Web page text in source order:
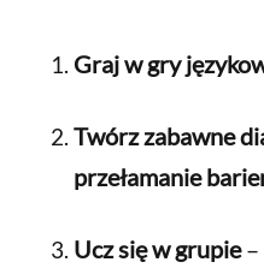
Graj w gry
Twórz zabawne
przełamanie
Ucz się w grupie–